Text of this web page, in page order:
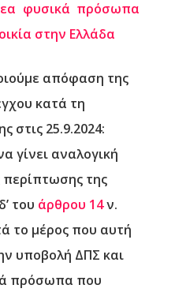
φυσικά πρόσωπα
στην Ελλάδα
απόφαση της
κατά τη
στις 25.9.2024:
γίνει αναλογική
περίπτωσης της
του άρθρου 14ν.
το μέρος που αυτή
υποβολή ΔΠΣ και
πρόσωπα που